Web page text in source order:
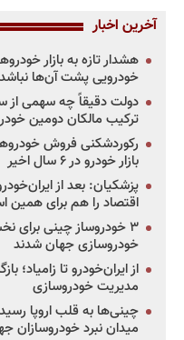
آخرین اخبار
هشدار تازه به بازار
خودرویی پشت آن‌ها
دولت دقیقاً چه سهمی از
ترکیب مالکان دومین
رکوردشکنی فروش
بازار خودرو در ۶ سال اخیر
پزشکیان: بعد از
اقتصاد را هم برای همین
خودروسازی جهان شدند
از ایران‌خودرو تا
مدیریت خودروسازی
میدان نبرد خودروسازان